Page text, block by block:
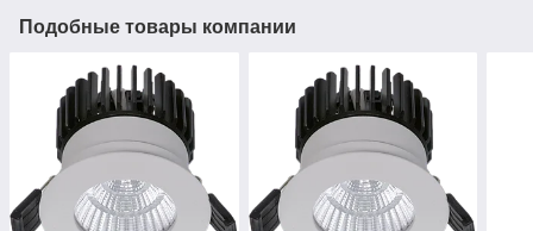
Подобные товары компании